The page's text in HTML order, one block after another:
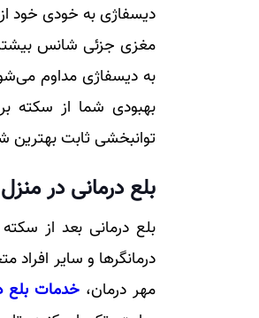
دیسفاژی به خودی خود
مغزی جزئی شانس
به دیسفاژی مداوم
بهبودی شما از سکته
توانبخشی ثابت بهترین
بلع درمانی در
بلع درمانی بعد از
درمانگر‌ها و سایر
مهر درمان،خدمات بلع